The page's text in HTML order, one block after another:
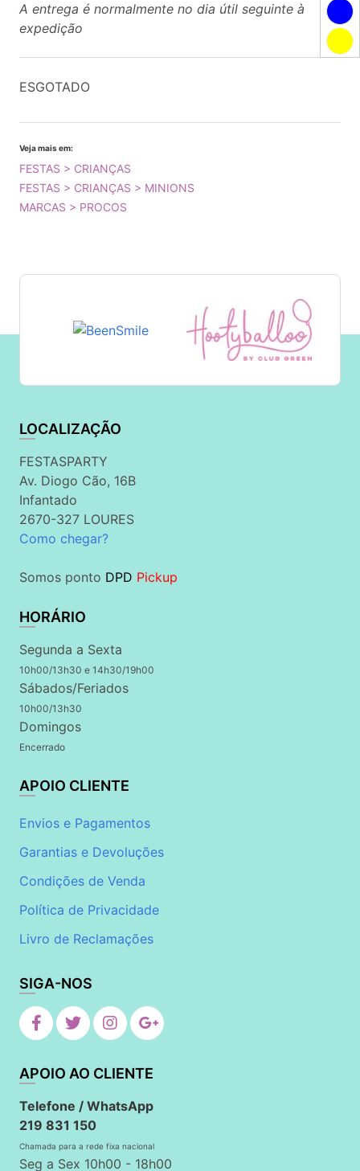
A entrega é normalmente no dia útil seguinte à
expedição
ESGOTADO
Veja mais em:
FESTAS > CRIANÇAS
FESTAS > CRIANÇAS > MINIONS
MARCAS > PROCOS
LOCALIZAÇÃO
FESTASPARTY
Av. Diogo Cão, 16B
Infantado
2670-327 LOURES
Como chegar?
Somos ponto DPD Pickup
HORÁRIO
Segunda a Sexta
10h00/13h30 e 14h30/19h00
Sábados/Feriados
10h00/13h30
Domingos
Encerrado
APOIO CLIENTE
Envios e Pagamentos
Garantias e Devoluções
Condições de Venda
Política de Privacidade
Livro de Reclamações
SIGA-NOS
APOIO AO CLIENTE
Telefone / WhatsApp
219 831 150
Chamada para a rede fixa nacional
Seg a Sex 10h00 - 18h00